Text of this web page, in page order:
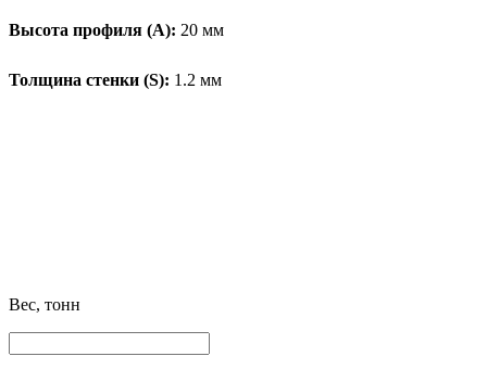
Высота профиля (А): 20 мм
Толщина стенки (S): 1.2 мм
Вес, тонн